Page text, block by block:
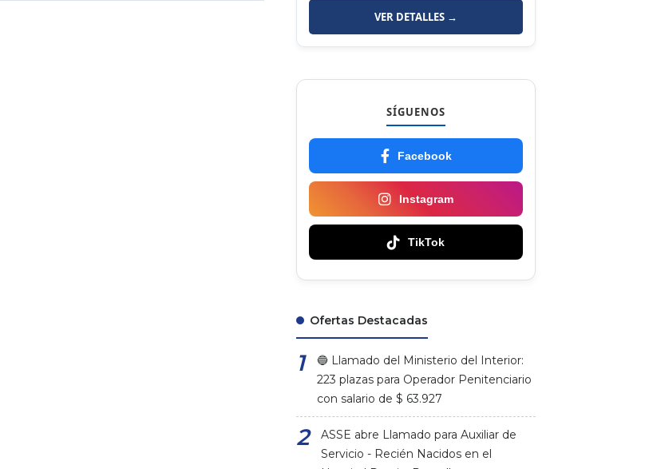
VER DETALLES →
SÍGUENOS
Facebook
Instagram
TikTok
Ofertas Destacadas
🔵 Llamado del Ministerio del Interior:
223 plazas para Operador Penitenciario
con salario de $ 63.927
ASSE abre Llamado para Auxiliar de
Servicio - Recién Nacidos en el